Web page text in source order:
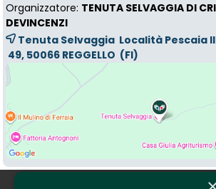
Organizzatore: TENUTA SELVAGGIA DI
DEVINCENZI
Tenuta Selvaggia Località Pescaia
49, 50066 REGGELLO (FI)